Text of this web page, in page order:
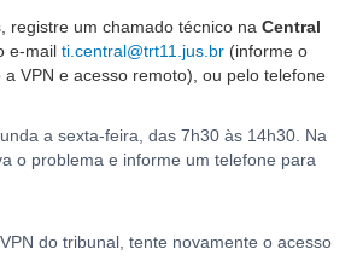
Regional do PJe
Regional do e-Gestão e de Tabelas
Unificadas
Ética
registre um chamado técnico na Central
e-mail ti.central@trt11.jus.br (informe o
VPN e acesso remoto), ou pelo telefone
a sexta-feira, das 7h30 às 14h30. Na
o problema e informe um telefone para
do tribunal, tente novamente o acesso